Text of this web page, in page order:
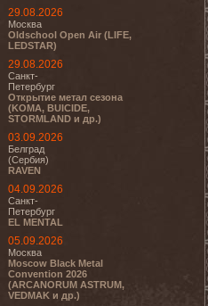
29.08.2026
Москва
Oldschool Open Air (LIFE,
LEDSTAR)
29.08.2026
Санкт-
Петербург
Открытие метал сезона
(KOMA, BUICIDE,
STORMLAND и др.)
03.09.2026
Белград
(Сербия)
RAVEN
04.09.2026
Санкт-
Петербург
EL MENTAL
05.09.2026
Москва
Moscow Black Metal
Convention 2026
(ARCANORUM ASTRUM,
VEDMAK и др.)